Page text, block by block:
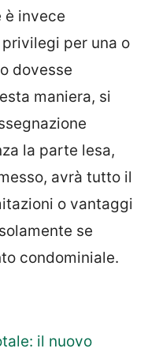
è invece
per una o
dovesse
maniera, si
la parte lesa,
avrà tutto il
o vantaggi
se
condominiale.
il nuovo